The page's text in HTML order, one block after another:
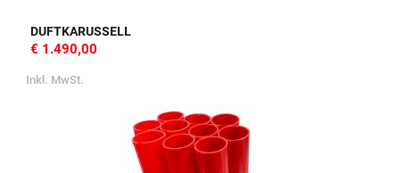
DUFTKARUSSELL
€ 1.490,00
Inkl. MwSt.